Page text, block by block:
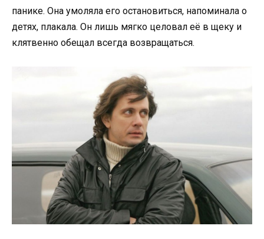
панике. Она умоляла его остановиться, напоминала о
детях, плакала. Он лишь мягко целовал её в щеку и
клятвенно обещал всегда возвращаться.